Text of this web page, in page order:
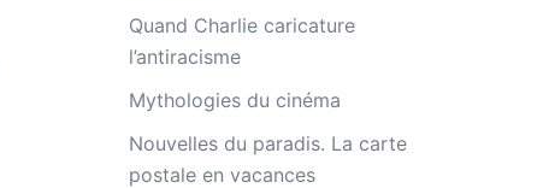
Quand Charlie caricature
l’antiracisme
Mythologies du cinéma
Nouvelles du paradis. La carte
postale en vacances